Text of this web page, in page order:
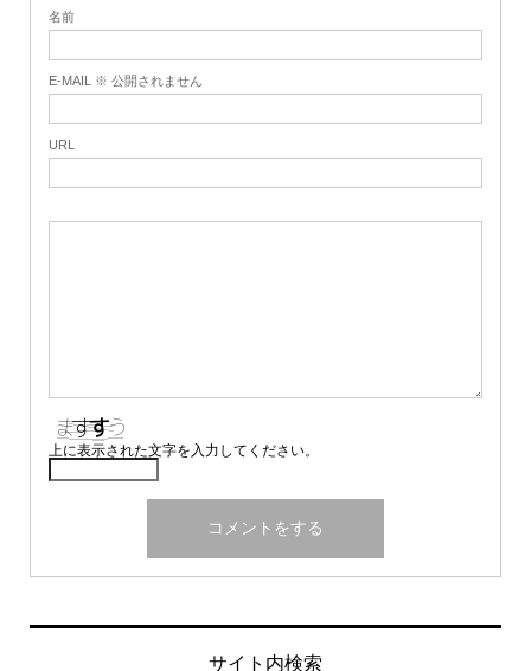
名前
E-MAIL ※ 公開されません
URL
上に表示された文字を入力してください。
サイト内検索